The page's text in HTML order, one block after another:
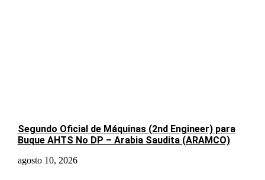
Segundo Oficial de Máquinas (2nd Engineer) para
Buque AHTS No DP – Arabia Saudita (ARAMCO)
agosto 10, 2026